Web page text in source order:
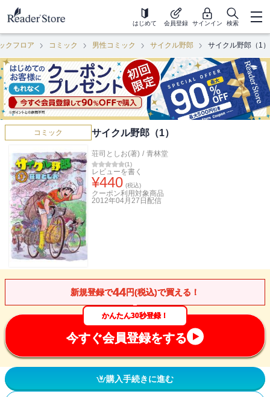
はじめて 会員登録 サインイン 検索
クフロア コミック 男性コミック サイクル野郎 サイクル野郎（1）
コミック サイクル野郎（1）
荘司としお(著) / 青林堂
(1)
レビューを書く
¥440 (税込)
クーポン利用対象商品
2012年04月27日 配信
新規登録で44円(税込)で買える！
かんたん30秒登録！
今すぐ会員登録をする
購入手続きに進む